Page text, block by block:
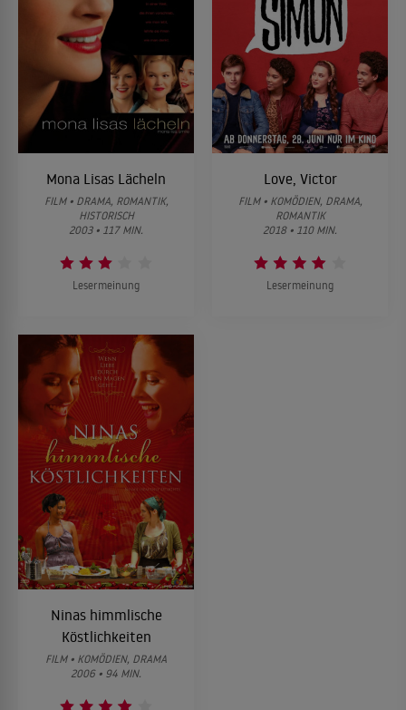
Mona Lisas Lächeln
FILM • DRAMA, ROMANTIK,
HISTORISCH
2003 • 117 MIN.
Lesermeinung
Love, Victor
FILM • KOMÖDIEN, DRAMA,
ROMANTIK
2018 • 110 MIN.
Lesermeinung
Ninas himmlische
Köstlichkeiten
FILM • KOMÖDIEN, DRAMA
2006 • 94 MIN.